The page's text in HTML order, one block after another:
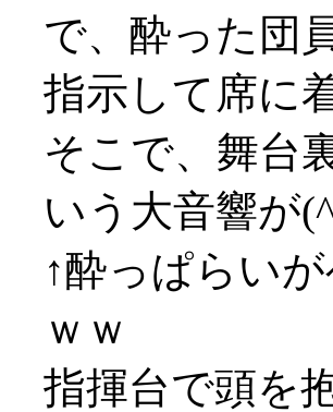
で、酔った団
指示して席に
そこで、舞台
いう大音響が
↑酔っぱらい
ｗｗ
指揮台で頭を